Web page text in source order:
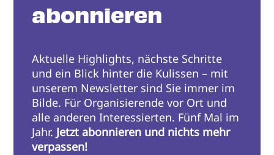
abonnieren
Aktuelle Highlights, nächste Schritte
und ein Blick hinter die Kulissen – mit
unserem Newsletter sind Sie immer im
Bilde. Für Organisierende vor Ort und
alle anderen Interessierten. Fünf Mal im
Jahr. Jetzt abonnieren und nichts mehr
verpassen!